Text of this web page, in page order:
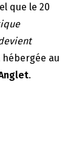
que le 20
hébergée au
.